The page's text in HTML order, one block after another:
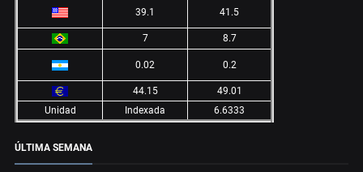
39.1 41.5
7 8.7
0.02 0.2
44.15
49.01
Unidad
Indexada 6.6333
ÚLTIMA SEMANA